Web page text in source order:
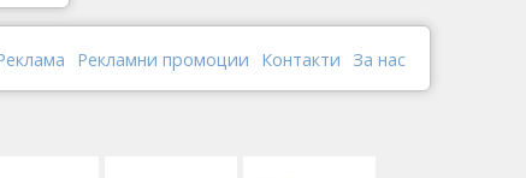
За нас
Контакти
Рекламни промоции